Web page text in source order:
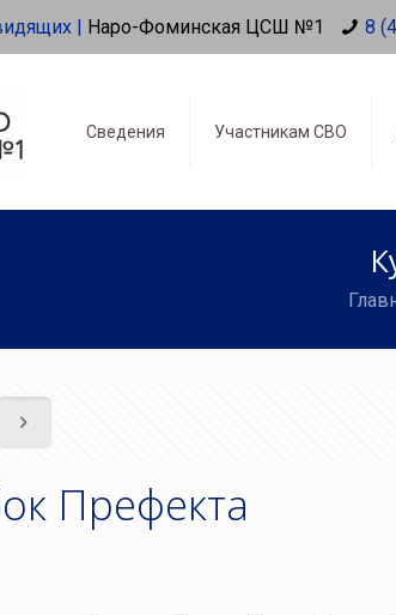
| Наро-Фоминская ЦСШ №1 8
Сведения Участникам СВО
Префекта